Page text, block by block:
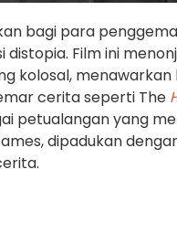
bagi para
distopia. Film ini
kolosal,
cerita seperti The
petualangan yang
dipadukan